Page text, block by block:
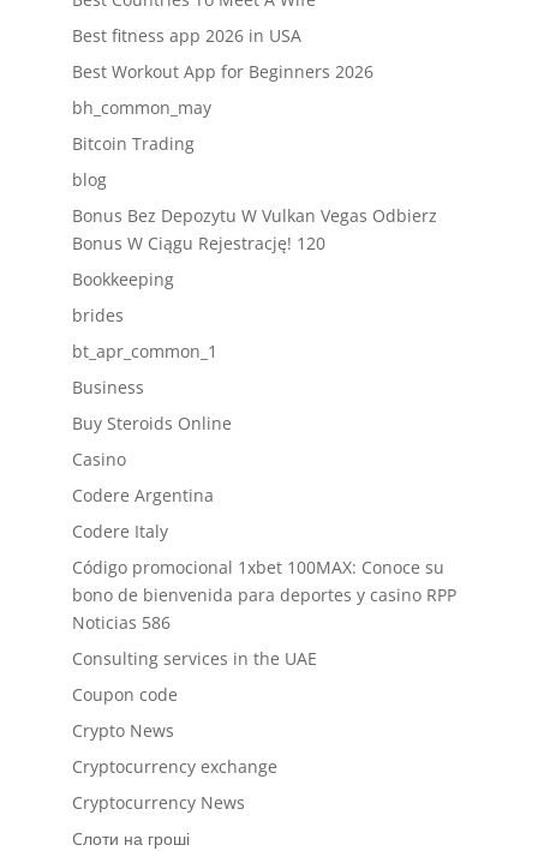
Best fitness app 2026 in USA
Best Workout App for Beginners 2026
bh_common_may
Bitcoin Trading
blog
Bonus Bez Depozytu W Vulkan Vegas Odbierz
Bonus W Ciągu Rejestrację! 120
Bookkeeping
brides
bt_apr_common_1
Business
Buy Steroids Online
Casino
Codere Argentina
Codere Italy
Código promocional 1xbet 100MAX: Conoce su
bono de bienvenida para deportes y casino RPP
Noticias 586
Consulting services in the UAE
Coupon code
Crypto News
Cryptocurrency exchange
Cryptocurrency News
Cлоти на гроші